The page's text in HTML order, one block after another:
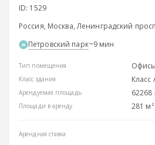
ID: 1529
Россия, Москва, Ленинградский
Петровский парк~9 мин
Тип помещения Офисы
Класс здания Класс
Арендуемая площадь 62268
Площади в аренду 281 м²
Арендная ставка